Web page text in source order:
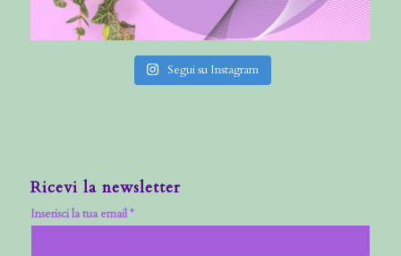
Segui su Instagram
Ricevi la newsletter
Inserisci la tua email *